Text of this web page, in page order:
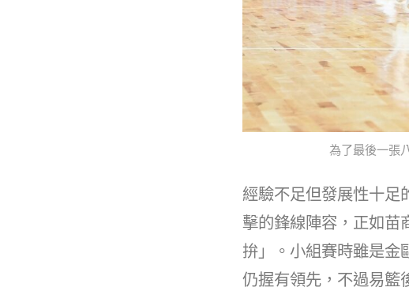
為了最後一張
經驗不足但發展性十足
擊的鋒線陣容，正如苗
拚」。小組賽時雖是金
仍握有領先，不過易籃